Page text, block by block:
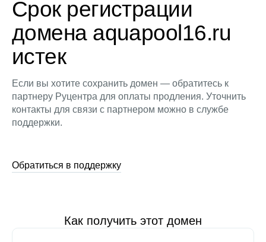
Срок регистрации
домена aquapool16.ru
истек
Если вы хотите сохранить домен — обратитесь к
партнеру Руцентра для оплаты продления. Уточнить
контакты для связи с партнером можно в службе
поддержки.
Обратиться в поддержку
Как получить этот домен